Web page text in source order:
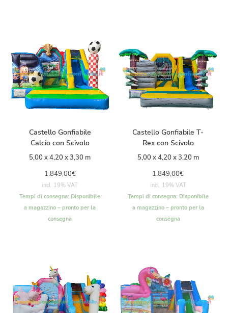
Castello Gonfiabile
Calcio con Scivolo
5,00 x 4,20 x 3,30 m
1.849,00€
incl. 19% VAT
Tempi di consegna: Disponibile
a magazzino – pronto per la
consegna
Castello Gonfiabile T-
Rex con Scivolo
5,00 x 4,20 x 3,20 m
1.849,00€
incl. 19% VAT
Tempi di consegna: Disponibile
a magazzino – pronto per la
consegna